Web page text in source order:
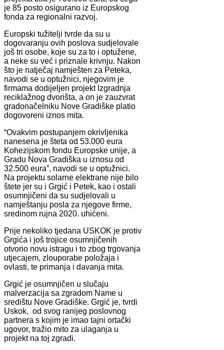
je 85 posto osigurano iz Europskog
fonda za regionalni razvoj.
Europski tužitelji tvrde da su u
dogovaranju ovih poslova sudjelovale
još tri osobe, koje su za to i optužene,
a neke su već i priznale krivnju. Nakon
što je natječaj namješten za Peteka,
navodi se u optužnici, njegovim je
firmama dodijeljen projekt Izgradnja
reciklažnog dvorišta, a on je zauzvrat
gradonačelniku Nove Gradiške platio
dogovoreni iznos mita.
“Ovakvim postupanjem okrivljenika
nanesena je šteta od 53.000 eura
Kohezijskom fondu Europske unije, a
Gradu Nova Gradiška u iznosu od
32.500 eura”, navodi se u optužnici.
Na projektu solarne elektrane nije bilo
štete jer su i Grgić i Petek, kao i ostali
osumnjičeni da su sudjelovali u
namještanju posla za njegove firme,
sredinom rujna 2020. uhićeni.
Prije nekoliko tjedana USKOK je protiv
Grgića i još trojice osumnjičenih
otvorio novu istragu i to zbog trgovanja
utjecajem, zlouporabe položaja i
ovlasti, te primanja i davanja mita.
Grgić je osumnjičen u slučaju
malverzacija sa zgradom Name u
središtu Nove Gradiške. Grgić je, tvrdi
Uskok, od svog ranijeg poslovnog
partnera s kojim je imao tajni ortački
ugovor, tražio mito za ulaganja u
projekt na toj zgradi.